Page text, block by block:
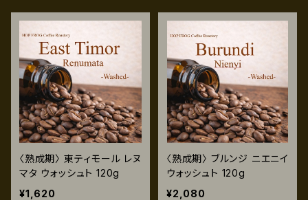
〈熟成期〉 東ティモール レヌ
マタ ウォッシュト 120g
¥1,620
〈熟成期〉 ブルンジ ニエニイ
ウォッシュト 120g
¥2,080